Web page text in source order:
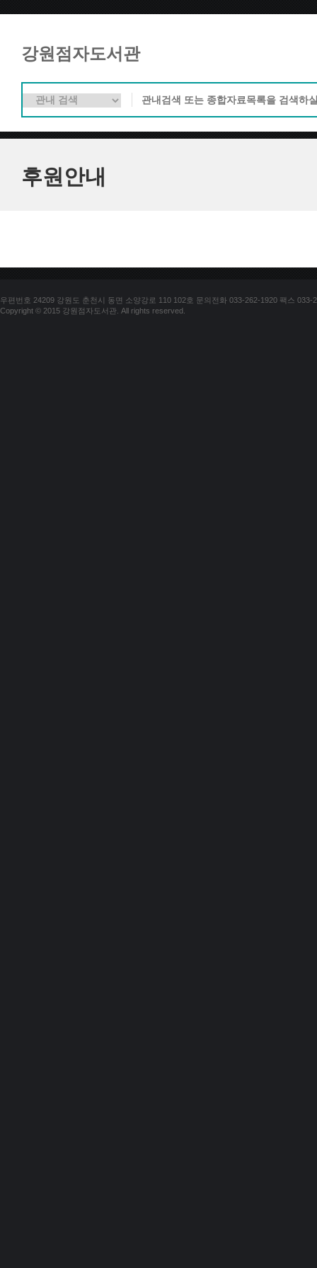
강원점자도서관
후원안내
우편번호 24209 강원도 춘천시 동면 소양강로 110 102호 문의전화 033-262-1920 팩스 033-
Copyright © 2015 강원점자도서관. All rights reserved.